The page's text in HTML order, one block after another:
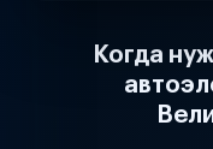
Когда